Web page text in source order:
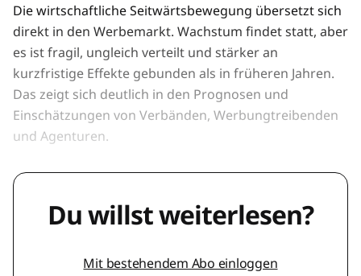
Die wirtschaftliche Seitwärtsbewegung übersetzt sich
direkt in den Werbemarkt. Wachstum findet statt, aber
es ist fragil, ungleich verteilt und stärker an
kurzfristige Effekte gebunden als in früheren Jahren.
Das zeigt sich deutlich in den Prognosen und
Einschätzungen von Verbänden, Werbungtreibenden
und Agenturen.
Du willst weiterlesen?
Mit bestehendem Abo einloggen